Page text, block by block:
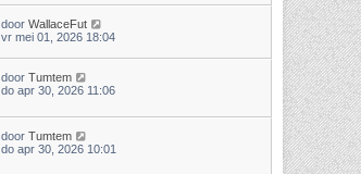
door WallaceFut
vr mei 01, 2026 18:04
door Tumtem
do apr 30, 2026 11:06
door Tumtem
do apr 30, 2026 10:01